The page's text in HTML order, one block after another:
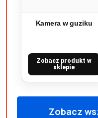
Kamera w guziku
Zobacz produkt w
sklepie
Zobacz